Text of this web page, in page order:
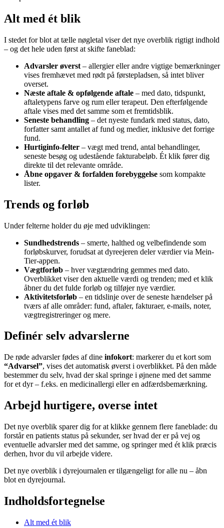
Alt med ét blik
I stedet for blot at tælle nøgletal viser det nye overblik rigtigt indhold
– og det hele uden først at skifte faneblad:
Advarsler øverst – allergier eller andre vigtige bemærkninger
vises fremhævet med rødt på førstepladsen, så intet bliver
overset.
Næste aftale & opfølgende aftale – med dato, tidspunkt,
aftaletypens farve og rum eller terapeut. Den efterfølgende
aftale vises med det samme som et fremtidsblik.
Seneste behandling – det nyeste fundark med status, dato,
forfatter samt antallet af fund og medier, inklusive det forrige
fund.
Hurtiginfo-felter – vægt med trend, antal behandlinger,
seneste besøg og udestående fakturabeløb. Ét klik fører dig
direkte til det relevante område.
Åbne opgaver & forfalden forebyggelse som kompakte
lister.
Trends og forløb
Under felterne holder du øje med udviklingen:
Sundhedstrends – smerte, halthed og velbefindende som
forløbskurver, forudsat at dyreejeren deler værdier via Mein-
Tier-appen.
Vægtforløb – hver vægtændring gemmes med dato.
Overblikket viser den aktuelle værdi og trenden; med et klik
åbner du det fulde forløb og tilføjer nye værdier.
Aktivitetsforløb – en tidslinje over de seneste hændelser på
tværs af alle områder: fund, aftaler, fakturaer, e-mails, noter,
vægtregistreringer og mere.
Definér selv advarslerne
De røde advarsler fødes af dine infokort: markerer du et kort som
“Advarsel”, vises det automatisk øverst i overblikket. På den måde
bestemmer du selv, hvad der skal springe i øjnene med det samme
for et dyr – f.eks. en medicinallergi eller en adfærdsbemærkning.
Arbejd hurtigere, overse intet
Det nye overblik sparer dig for at klikke gennem flere faneblade: du
forstår en patients status på sekunder, ser hvad der er på vej og
eventuelle advarsler med det samme, og springer med ét klik præcis
derhen, hvor du vil arbejde videre.
Det nye overblik i dyrejournalen er tilgængeligt for alle nu – åbn
blot en dyrejournal.
Indholdsfortegnelse
Alt med ét blik